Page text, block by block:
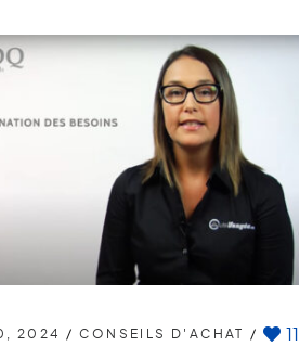
2024 / CONSEILS D'ACHAT / 11